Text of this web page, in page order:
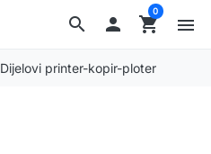
search  shopping_cart
0
menu
Dijelovi printer-kopir-ploter